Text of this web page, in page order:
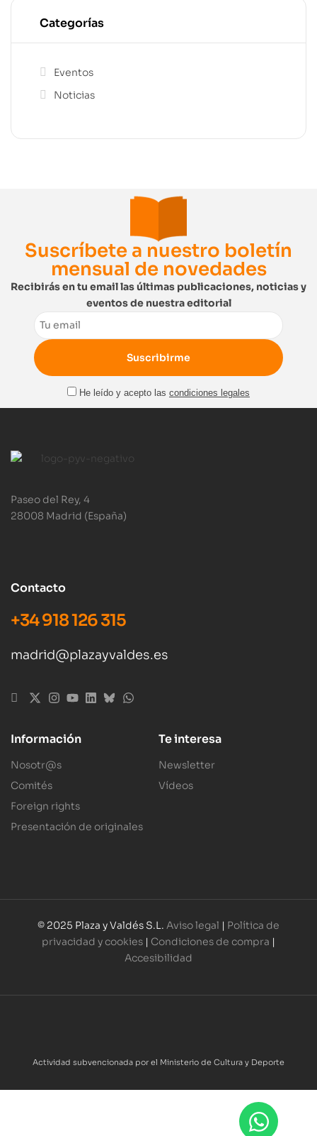
Categorías
Eventos
Noticias
Suscríbete a nuestro boletín
mensual de novedades
Recibirás en tu email las últimas publicaciones, noticias y
eventos de nuestra editorial
Email
He leído y acepto las condiciones legales
Paseo del Rey, 4
28008 Madrid (España)
Contacto
+34 918 126 315
madrid@plazayvaldes.es
Información
Nosotr@s
Comités
Foreign rights
Presentación de originales
Te interesa
Newsletter
Vídeos
© 2025 Plaza y Valdés S.L. Aviso legal | Política de
privacidad y cookies | Condiciones de compra |
Accesibilidad
Actividad subvencionada por el Ministerio de Cultura y Deporte